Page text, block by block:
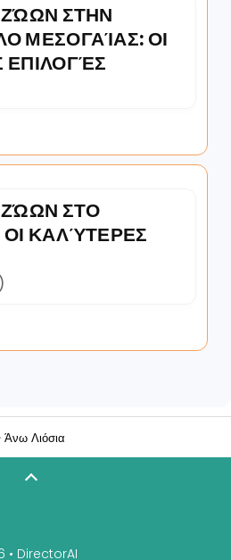
ΣΤΗΝ
ΜΕΣΟΓΑΊΑΣ: ΟΙ
ΣΤΟ
ΚΑΛΎΤΕΡΕΣ
Άνω Λιόσια
• DirectorAI